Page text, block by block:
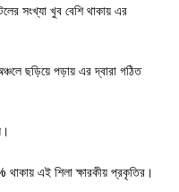
সংখ্যা খুব বেশি থাকায় এর
ছড়িয়ে পড়ায় এর দ্বারা গঠিত
এই শিলা ক্ষারকীয় প্রকৃতির।